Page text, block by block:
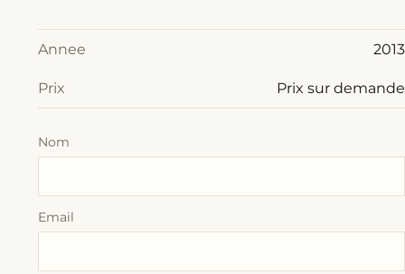
Annee 2013
Prix Prix sur demande
Nom
Email